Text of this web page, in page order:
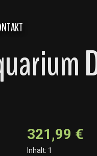
321,99 €
Inhalt: 1